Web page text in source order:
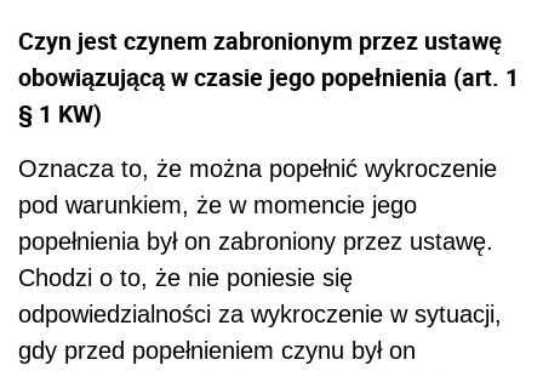
Czyn jest czynem zabronionym przez ustawę
obowiązującą w czasie jego popełnienia (art. 1
§ 1 KW)
Oznacza to, że można popełnić wykroczenie
pod warunkiem, że w momencie jego
popełnienia był on zabroniony przez ustawę.
Chodzi o to, że nie poniesie się
odpowiedzialności za wykroczenie w sytuacji,
gdy przed popełnieniem czynu był on